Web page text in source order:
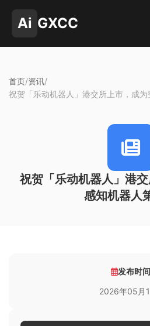
Ai GXCC
首页/资讯/
祝贺「乐动机器人」港交所上市，成
祝贺「乐动机器人」港
感知机器人
发布时间
2026年05月